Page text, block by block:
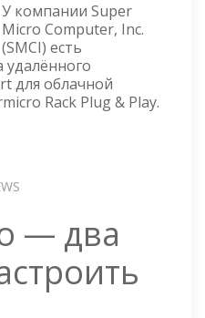
У компании Super
Micro Computer, Inc.
(SMCI) есть
удалённого
для облачной
Rack Plug & Play.
— два